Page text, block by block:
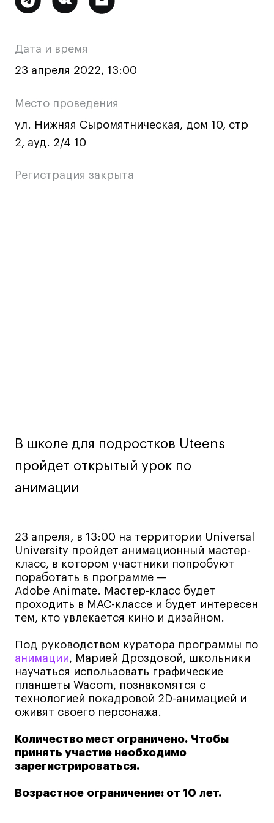
Ювелирный дизайн
Фотография и видео
Промышленный и предметный дизайн
Бизнес и маркетинг
Подготовительные курсы и творческое
ИЗО и Керамика
Маркетинг
Контент
Интерьер
Лайфстайл
Навыки предпринимателя и управленца
Онлайн
Маркетинг и генерация лидов
Искусство
Фотография
Очно + онлайн
Все программы
Техникум
Специалист кино- и медиапродакшена
Цифровой маркетолог
Технолог-конструктор одежды
о
мероприятии
Дата и время
23 апреля 2022, 13:00
Место проведения
ул. Нижняя Сыромятническая, дом 10, стр
2, ауд. 2/4 10
Регистрация закрыта
В школе для подростков Uteens
пройдет открытый урок по
анимации
23 апреля, в 13:00 на территории Universal
University пройдет анимационный мастер-
класс, в котором участники попробуют
поработать в программе —
Adobe Animate. Мастер-класс будет
проходить в MAC-классе и будет интересен
тем, кто увлекается кино и дизайном.
Под руководством куратора программы по
анимации, Марией Дроздовой, школьники
научаться использовать графические
планшеты Wacom, познакомятся с
технологией покадровой 2D-анимацией и
оживят своего персонажа.
Количество мест ограничено. Чтобы
принять участие необходимо
зарегистрироваться.
Возрастное ограничение: от 10 лет.